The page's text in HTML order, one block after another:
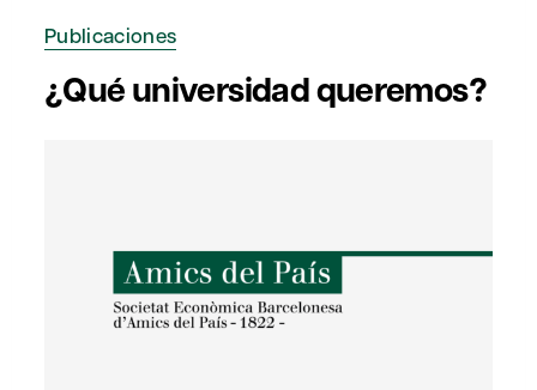
Publicaciones
¿Qué universidad queremos?